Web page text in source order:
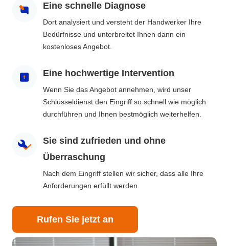
Eine schnelle Diagnose
Dort analysiert und versteht der Handwerker Ihre
Bedürfnisse und unterbreitet Ihnen dann ein
kostenloses Angebot.
Eine hochwertige Intervention
Wenn Sie das Angebot annehmen, wird unser
Schlüsseldienst den Eingriff so schnell wie möglich
durchführen und Ihnen bestmöglich weiterhelfen.
Sie sind zufrieden und ohne
Überraschung
Nach dem Eingriff stellen wir sicher, dass alle Ihre
Anforderungen erfüllt werden.
Rufen Sie jetzt an